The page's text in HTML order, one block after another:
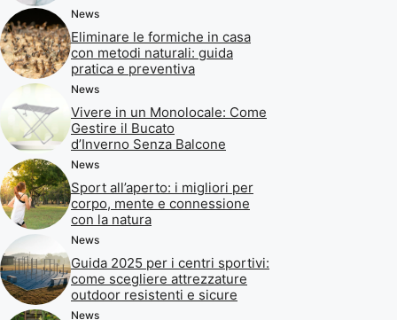
News
Eliminare le formiche in casa
con metodi naturali: guida
pratica e preventiva
News
Vivere in un Monolocale: Come
Gestire il Bucato
d’Inverno Senza Balcone
News
Sport all’aperto: i migliori per
corpo, mente e connessione
con la natura
News
Guida 2025 per i centri sportivi:
come scegliere attrezzature
outdoor resistenti e sicure
News